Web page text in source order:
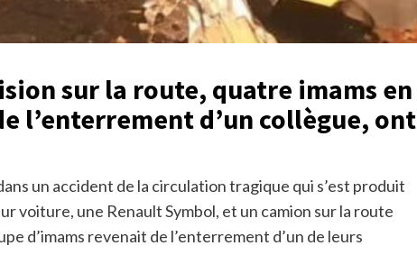
sur la route, quatre imams en
l’enterrement d’un collègue, ont
un accident de la circulation tragique qui s’est produit
voiture, une Renault Symbol, et un camion sur la route
d’imams revenait de l’enterrement d’un de leurs